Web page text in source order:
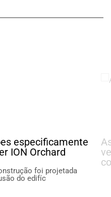
especificamente
ION Orchard
foi projetada
do edifíc